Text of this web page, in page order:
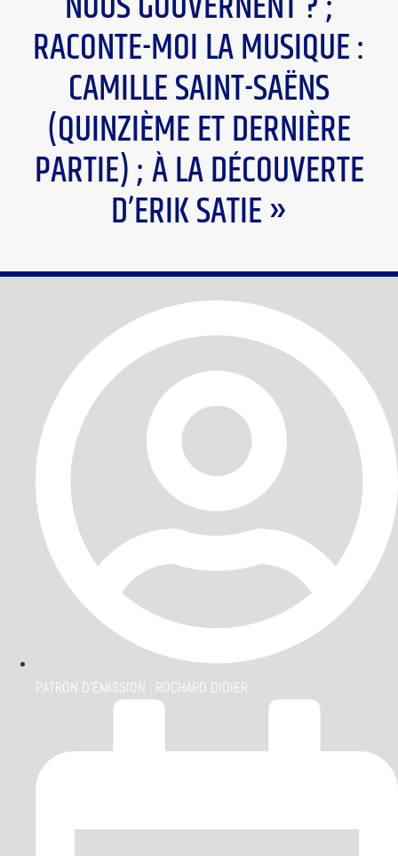
RACONTE-MOI LA MUSIQUE :
CAMILLE SAINT-SAËNS
(QUINZIÈME ET DERNIÈRE
PARTIE) ; À LA DÉCOUVERTE
D’ERIK SATIE »
PATRON D'ÉMISSION : ROCHARD DIDIER